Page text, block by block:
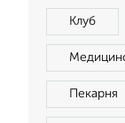
Клуб
Пекарня